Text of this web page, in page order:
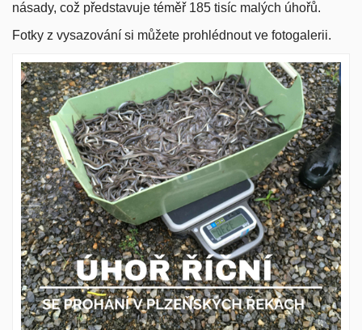
násady, což představuje téměř 185 tisíc malých úhořů.
Fotky z vysazování si můžete prohlédnout ve fotogalerii.